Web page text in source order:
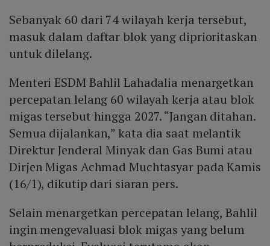
Sebanyak 60 dari 74 wilayah kerja tersebut,
masuk dalam daftar blok yang diprioritaskan
untuk dilelang.
Menteri ESDM Bahlil Lahadalia menargetkan
percepatan lelang 60 wilayah kerja atau blok
migas tersebut hingga 2027. “Jangan ditahan.
Semua dijalankan,” kata dia saat melantik
Direktur Jenderal Minyak dan Gas Bumi atau
Dirjen Migas Achmad Muchtasyar pada Kamis
(16/1), dikutip dari siaran pers.
Selain menargetkan percepatan lelang, Bahlil
ingin mengevaluasi blok migas yang belum